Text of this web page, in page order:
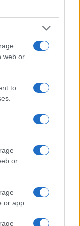
web or
to
or
or app.